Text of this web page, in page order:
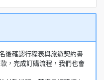
後確認行程表與旅遊契約書
，完成訂購流程，我們也會